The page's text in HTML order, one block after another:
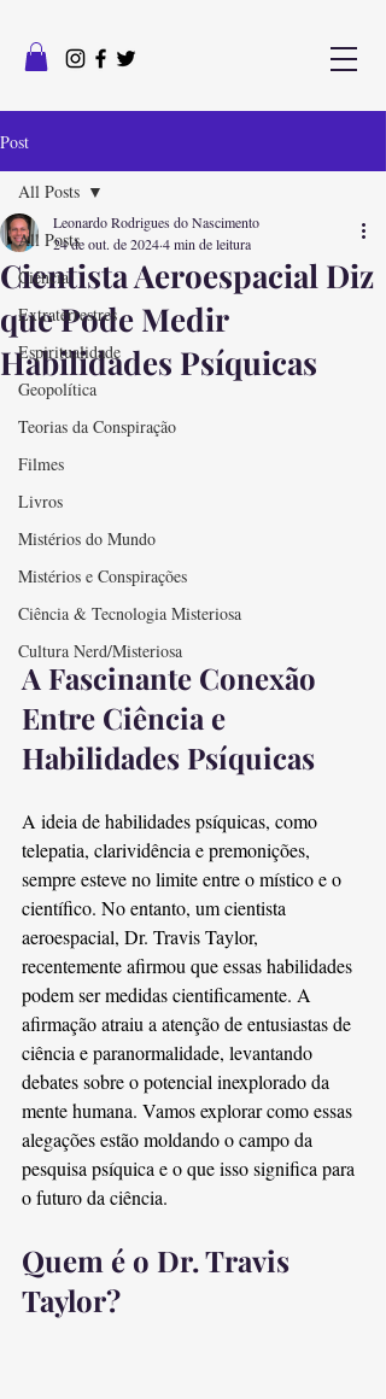
Post
All Posts
Ciência
Extraterrestres
Espiritualidade
Geopolítica
Teorias da Conspiração
Filmes
Livros
Mistérios do Mundo
Mistérios e Conspirações
Ciência & Tecnologia Misteriosa
Cultura Nerd/Misteriosa
All Posts
Cientista Aeroespacial Diz
que Pode Medir
Habilidades Psíquicas
Leonardo Rodrigues do Nascimento
24 de out. de 20244 min de leitura
A Fascinante Conexão
Entre Ciência e
Habilidades Psíquicas
A ideia de habilidades psíquicas, como
telepatia, clarividência e premonições,
sempre esteve no limite entre o místico e o
científico. No entanto, um cientista
aeroespacial, Dr. Travis Taylor,
recentemente afirmou que essas habilidades
podem ser medidas cientificamente. A
afirmação atraiu a atenção de entusiastas de
ciência e paranormalidade, levantando
debates sobre o potencial inexplorado da
mente humana. Vamos explorar como essas
alegações estão moldando o campo da
pesquisa psíquica e o que isso significa para
o futuro da ciência.
Quem é o Dr. Travis
Taylor?